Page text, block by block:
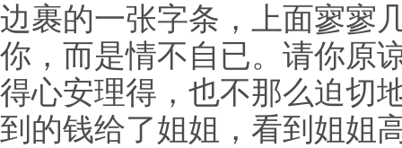
边裹的一张字条，上面寥寥
你，而是情不自已。请你原
得心安理得，也不那么迫切
到的钱给了姐姐，看到姐姐